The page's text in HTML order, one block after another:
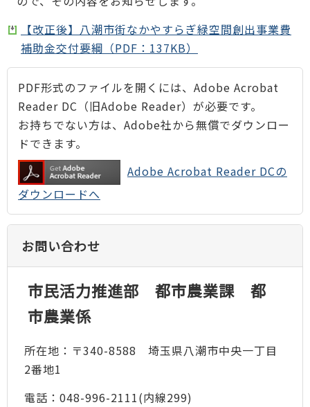
【改正後】八潮市街なかやすらぎ緑空間創出事業費
補助金交付要綱（PDF：137KB）
PDF形式のファイルを開くには、Adobe Acrobat
Reader DC（旧Adobe Reader）が必要です。
お持ちでない方は、Adobe社から無償でダウンロー
ドできます。
Adobe Acrobat Reader DCの
ダウンロードへ
お問い合わせ
市民活力推進部 都市農業課 都
市農業係
所在地：〒340-8588 埼玉県八潮市中央一丁目
2番地1
電話：048-996-2111(内線299)